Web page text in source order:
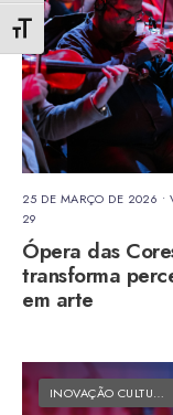
Alternar tamanho
25 DE MARÇO DE 2026 •
29
Ópera das
transforma
em arte
INOVAÇÃO CULTURAL